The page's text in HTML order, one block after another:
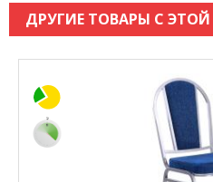
ДРУГИЕ ТОВАРЫ С